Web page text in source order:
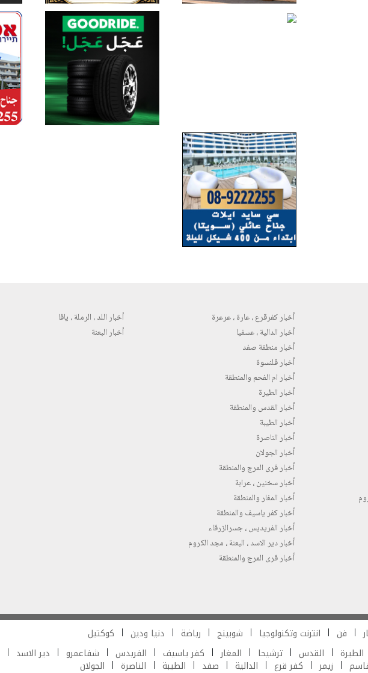
أخبار كفرقرع ، عارة ، عرعرة
أخبار الدالية ، عسفيا
أخبار منطقة صفد
أخبار قلنسوة
أخبار ام الفحم والمنطقة
أخبار الطيرة
أخبار القدس والمنطقة
أخبار الطيبة
أخبار الناصرة
أخبار الجولان
أخبار قرى المرج والمنطقة
أخبار سخنين ، عرابة
أخبار المغار والمنطقة
أخبار كفر ياسيف والمنطقة
أخبار الفريديس ، جسرالزرقاء
أخبار دير الاسد ، البعنة ، مجد الكروم
أخبار قرى المرج والمنطقة
أخبار اللد ، الرملة ، يافا
أخبار البعنة
فن انترنت وتكنولوجيا شوبينج رياضة دنيا ودين
كوكتيل
الطيرة القدس ترشيحا المغار كفر ياسيف الفريدس شفاعمرو دير الاسد
زيمر كفر قرع الدالية صفد الطيبة الناصرة الجولان